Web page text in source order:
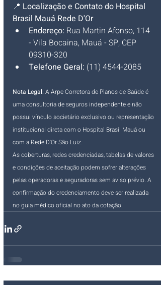
📍 Localização e Contato do Hospital
Brasil Mauá Rede D'Or
Endereço: Rua Martin Afonso, 114
- Vila Bocaina, Mauá - SP, CEP
09310-320
Telefone Geral: (11) 4544-2085
Nota Legal: A Arpe Corretora de Planos de Saúde é
uma consultoria de seguros independente e não
possui vínculo societário exclusivo ou representação
institucional direta com o Hospital Brasil Mauá ou
com a Rede D'Or São Luiz.
As coberturas, redes credenciadas, tabelas de valores
e condições de aceitação podem sofrer alterações
pelas operadoras e seguradoras sem aviso prévio. A
confirmação do credenciamento deve ser realizada
no guia médico oficial no ato da cotação.